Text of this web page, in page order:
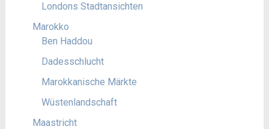
Londons Stadtansichten
Marokko
Ben Haddou
Dadesschlucht
Marokkanische Märkte
Wüstenlandschaft
Maastricht